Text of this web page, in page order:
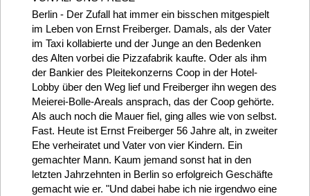
Berlin - Der Zufall hat immer ein bisschen mitgespielt
im Leben von Ernst Freiberger. Damals, als der Vater
im Taxi kollabierte und der Junge an den Bedenken
des Alten vorbei die Pizzafabrik kaufte. Oder als ihm
der Bankier des Pleitekonzerns Coop in der Hotel-
Lobby über den Weg lief und Freiberger ihn wegen des
Meierei-Bolle-Areals ansprach, das der Coop gehörte.
Als auch noch die Mauer fiel, ging alles wie von selbst.
Fast. Heute ist Ernst Freiberger 56 Jahre alt, in zweiter
Ehe verheiratet und Vater von vier Kindern. Ein
gemachter Mann. Kaum jemand sonst hat in den
letzten Jahrzehnten in Berlin so erfolgreich Geschäfte
gemacht wie er. "Und dabei habe ich nie irgendwo eine